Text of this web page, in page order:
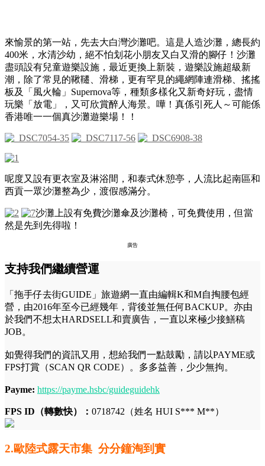
來愉景的第一站，先去大白灣沙灘吧。這是人造沙灘，總長約
400米，水清沙幼，絕不怕划花小朋友又白又滑的腳仔！沙灘
盡頭設有兒童遊樂設施，最近更換上新裝， 遊樂設施超級新
潮，除了常見的鞦韆、滑梯，更有罕見的繩網陣連滑梯、搖搖
板及「風火輪」Supernova等，種類多樣化又新奇好玩，盡情
玩樂「放電」，又可欣賞醉人海景。 嘩！真係引死人～可能係
香港唯一一個真沙灘遊樂場！！
呢度又設有更衣室及淋浴間，和泰式休憩亭，人流比起南區和
西貢一眾沙灘整為少，渡假感滿分。
沙灘上設有免費沙灘傘及沙灘椅，可免費使用，但當
然是先到先得啦！
廣告
支持我們繼續營運
「拖手仔去街GUIDE」旅遊網一直由編輯K和M自掏腰包經
營，由2016年至今已經幾年，背後並無任何BACKUP。亦由
於我們不想太HARDSELL和賣廣告，一直以來極少接鱔稿
JOB。
如覺得我們的資訊又用，想給我們一點鼓勵，請以PAYME或
FPS打賞（SCAN QR CODE）。多多益善，少少無拘。
Payme: https://payme.hsbc/guideguidehk
FPS ID（轉數快）： 0718742（姓名 HUI S*** M**）
2.歐陸式露天市集 分分鐘淘到實